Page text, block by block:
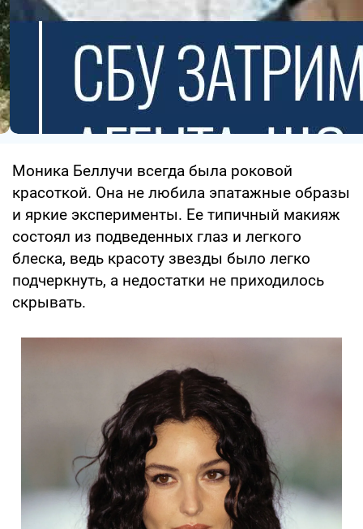
Моника Беллучи всегда была роковой
красоткой. Она не любила эпатажные образы
и яркие эксперименты. Ее типичный макияж
состоял из подведенных глаз и легкого
блеска, ведь красоту звезды было легко
подчеркнуть, а недостатки не приходилось
скрывать.